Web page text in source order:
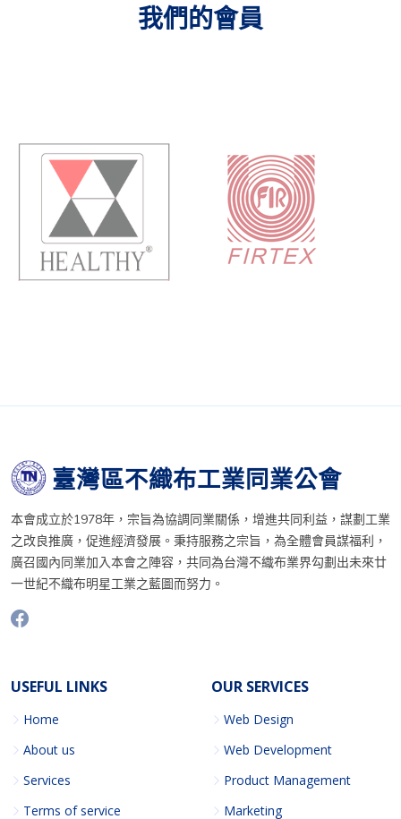
我們的會員
臺灣區不織布工業同業公會
本會成立於1978年，宗旨為協調同業關係，增進共同利益，謀劃工業
之改良推廣，促進經濟發展。秉持服務之宗旨，為全體會員謀福利，
廣召國內同業加入本會之陣容，共同為台灣不織布業界勾劃出未來廿
一世紀不織布明星工業之藍圖而努力。
USEFUL LINKS
Home
About us
Services
Terms of service
OUR SERVICES
Web Design
Web Development
Product Management
Marketing